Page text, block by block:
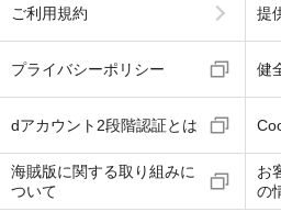
ご利用規約 提
プライバシーポリシー 健
dアカウント2段階認証とは
海賊版に関する取り組みに
ついて
お
の